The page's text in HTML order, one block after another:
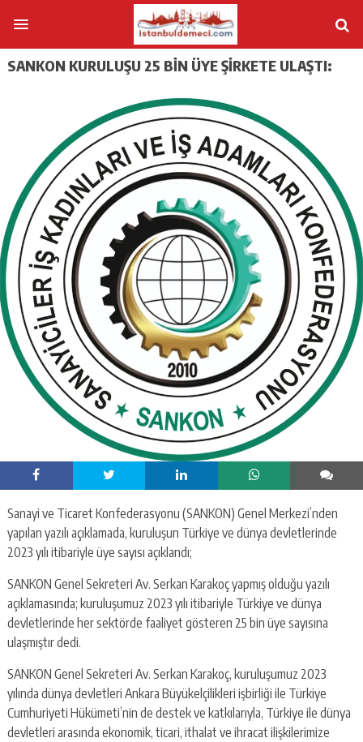
SANKON KURULUŞU 25 BİN ÜYE ŞİRKETE ULAŞTI:
Sanayi ve Ticaret Konfederasyonu (SANKON) Genel Merkezi’nden
yapılan yazılı açıklamada, kuruluşun Türkiye ve dünya devletlerinde
2023 yılı itibariyle üye sayısı açıklandı;
SANKON Genel Sekreteri Av. Serkan Karakoç yapmış olduğu yazılı
açıklamasında; kuruluşumuz 2023 yılı itibariyle Türkiye ve dünya
devletlerinde her sektörde faaliyet gösteren 25 bin üye sayısına
ulaşmıştır dedi.
SANKON Genel Sekreteri Av. Serkan Karakoç, kuruluşumuz 2023
yılında dünya devletleri Ankara Büyükelçilikleri işbirliği ile Türkiye
Cumhuriyeti Hükümeti’nin de destek ve katkılarıyla, Türkiye ile dünya
devletleri arasında ekonomik, ticari, ithalat ve ihracat ilişkilerimize